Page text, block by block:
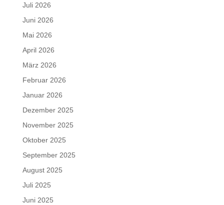
Juli 2026
Juni 2026
Mai 2026
April 2026
März 2026
Februar 2026
Januar 2026
Dezember 2025
November 2025
Oktober 2025
September 2025
August 2025
Juli 2025
Juni 2025